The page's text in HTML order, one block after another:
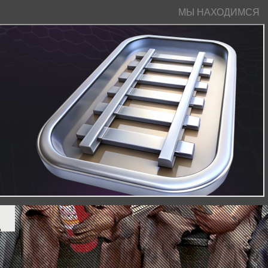
МЫ НАХОДИМСЯ